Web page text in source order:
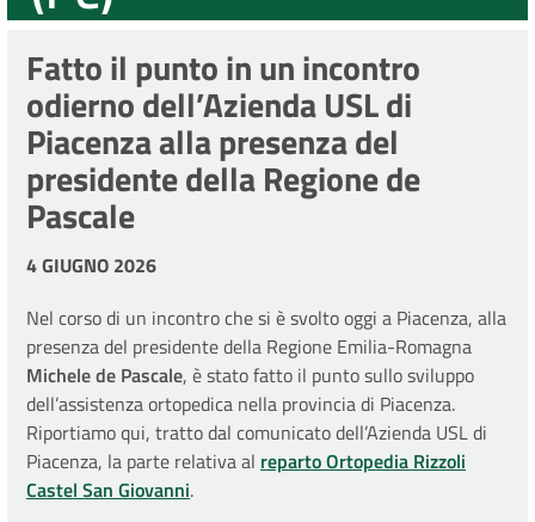
Fatto il punto in un incontro
odierno dell’Azienda USL di
Piacenza alla presenza del
presidente della Regione de
Pascale
4 GIUGNO 2026
Nel corso di un incontro che si è svolto oggi a Piacenza, alla
presenza del presidente della Regione Emilia-Romagna
Michele de Pascale, è stato fatto il punto sullo sviluppo
dell’assistenza ortopedica nella provincia di Piacenza.
Riportiamo qui, tratto dal comunicato dell’Azienda USL di
Piacenza, la parte relativa al reparto Ortopedia Rizzoli
Castel San Giovanni.